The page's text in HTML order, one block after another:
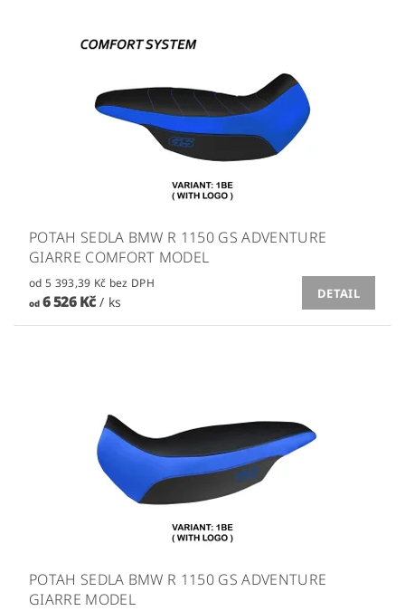
POTAH SEDLA BMW R 1150 GS ADVENTURE
GIARRE COMFORT MODEL
od 5 393,39 Kč bez DPH
od6 526 Kč/ ks
DETAIL
POTAH SEDLA BMW R 1150 GS ADVENTURE
GIARRE MODEL